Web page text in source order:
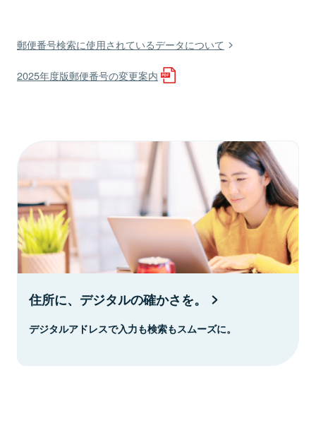
郵便番号検索に使用されているデータについて
2025年度版郵便番号の変更案内
住所に、デジタルの確かさを。
デジタルアドレスで入力も検索もスムーズに。